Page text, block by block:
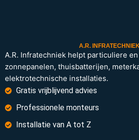
A.R.
A.R. Infratechniek helpt particuliere
zonnepanelen, thuisbatterijen,
elektrotechnische installaties.
Gratis vrijblijvend advies
Professionele monteurs
Installatie van A tot Z